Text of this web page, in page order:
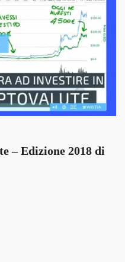
– Edizione 2018 di